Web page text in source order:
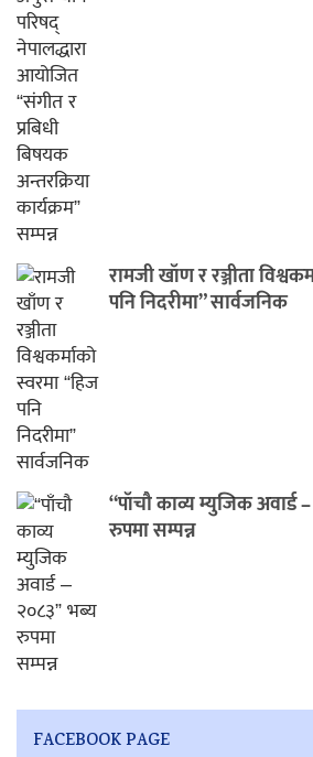
रामजी खाँण र रञ्जीता
पनि निदरीमा” सार्वजनिक
“पाँचौ काव्य म्युजिक अवार्ड
रुपमा सम्पन्न
FACEBOOK PAGE